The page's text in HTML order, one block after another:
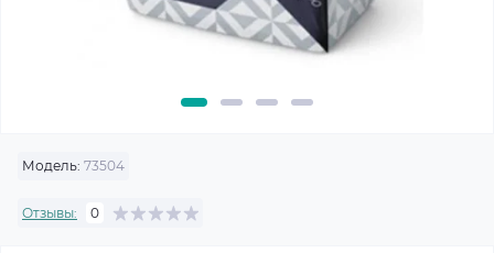
Модель: 73504
Отзывы: 0